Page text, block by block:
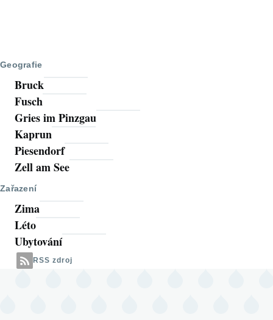
Geografie
Bruck
Fusch
Gries im Pinzgau
Kaprun
Piesendorf
Zell am See
Zařazení
Zima
Léto
Ubytování
RSS zdroj